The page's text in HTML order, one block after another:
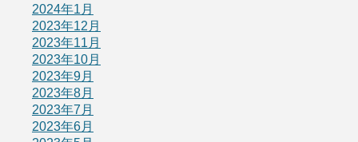
2024年1月
2023年12月
2023年11月
2023年10月
2023年9月
2023年8月
2023年7月
2023年6月